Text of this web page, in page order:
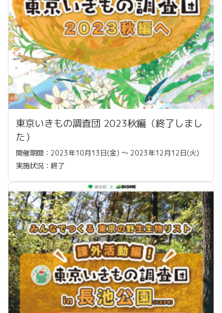
東京いきもの調査団 2023秋編（終了しまし
た）
開催期間：2023年10月13日(金) 〜 2023年12月12日(火)
実施状況：終了